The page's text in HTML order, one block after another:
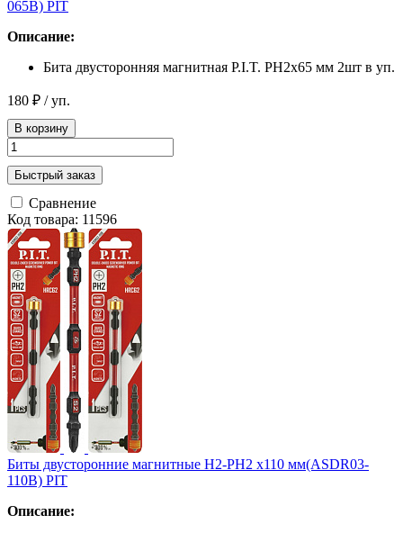
065В) PIT
Описание:
Бита двусторонняя магнитная P.I.T. PH2x65 мм 2шт в уп.
180 ₽ / уп.
В корзину
Быстрый заказ
Сравнение
Код товара: 11596
Биты двусторонние магнитные H2-PH2 x110 мм(ASDR03-
110B) PIT
Описание: